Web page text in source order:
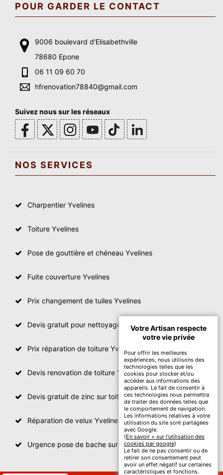
POUR GARDER LE CONTACT
9006 boulevard d'Elisabethville
78680 Epone
06 11 09 60 70
hfrenovation78840@gmail.com
Suivez nous sur les réseaux
NOS SERVICES
Charpentier Yvelines
Toiture Yvelines
Pose de gouttière et chéneau Yvelines
Fuite couverture Yvelines
Prix changement de tuiles Yvelines
Devis gratuit pour nettoyage toiture Yvelines
Prix réparation de toiture Yvelines
Devis renovation de toiture Yvelines
Devis gratuit de zinc sur toiture
Réparation de velux Yvelines
Urgence pose de bache sur toiture Yvelines
Votre Artisan respecte
votre vie privée
Pour offrir les meilleures
expériences, nous utilisons des
technologies telles que les
cookies pour stocker et/ou
accéder aux informations des
appareils. Le fait de consentir à
ces technologies nous permettra
de traiter des données telles que
le comportement de navigation.
Les informations relatives à votre
utilisation du site sont partagées
avec Google.
(En savoir + sur l'utilisation des
cookies par google)
Le fait de ne pas consentir ou de
retirer son consentement peut
avoir un effet négatif sur certaines
caractéristiques et fonctions.